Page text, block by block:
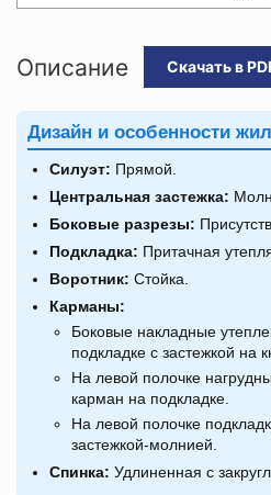
Описание Скачать в
Дизайн и особенности
Силуэт: Прямой.
Центральная застежка:
Боковые разрезы:
Подкладка: Притачная
Воротник: Стойка.
Карманы:
Боковые накладные
подкладке с застежкой на
На левой полочке
карман на подкладке.
На левой полочке
застежкой-молнией.
Спинка: Удлиненная с